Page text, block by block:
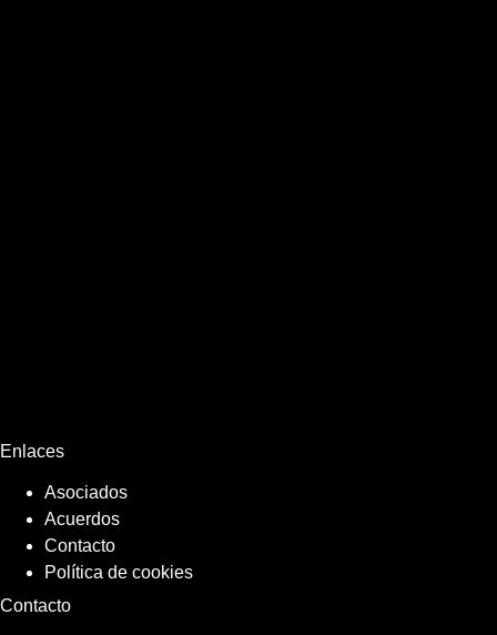
Enlaces
Asociados
Acuerdos
Contacto
Política de cookies
Contacto